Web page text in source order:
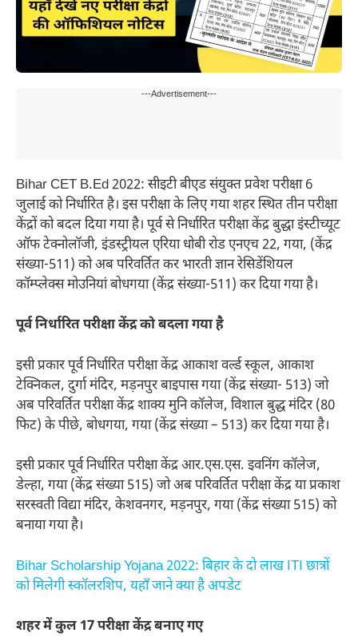
---Advertisement---
Bihar CET B.Ed 2022: सीइटी बीएड संयुक्त प्रवेश परीक्षा 6
जुलाई को निर्धारित है। इस परीक्षा के लिए गया शहर स्थित तीन परीक्षा
केंद्रों को बदल दिया गया है। पूर्व से निर्धारित परीक्षा केंद्र बुद्धा इंस्टीच्यूट
ऑफ टेक्नोलॉजी, इंडस्ट्रीयल एरिया धोबी रोड एनएच 22, गया, (केंद्र
संख्या-511) को अब परिवर्तित कर भारती ज्ञान रेसिडेंशियल
कॉम्प्लेक्स मोउनियां बोधगया (केंद्र संख्या-511) कर दिया गया है।
पूर्व निर्धारित परीक्षा केंद्रको बदला गया है
इसी प्रकार पूर्व निर्धारित परीक्षा केंद्र आकाश वर्ल्ड स्कूल, आकाश
टेक्निकल, दुर्गा मंदिर, मड़नपुर बाइपास गया (केंद्र संख्या- 513) जो
अब परिवर्तित परीक्षा केंद्र शाक्य मुनि कॉलेज, विशाल बुद्ध मंदिर (80
फिट) के पीछे, बोधगया, गया (केंद्र संख्या – 513) कर दिया गया है।
इसी प्रकार पूर्व निर्धारित परीक्षा केंद्र आर.एस.एस. इवनिंग कॉलेज,
डेल्हा, गया (केंद्र संख्या 515) जो अब परिवर्तित परीक्षा केंद्र या प्रकाश
सरस्वती विद्या मंदिर, केशवनगर, मड़नपुर, गया (केंद्र संख्या 515) को
बनाया गया है।
Bihar Scholarship Yojana 2022: बिहार के दो लाख ITI छात्रों
को मिलेगी स्कॉलरशिप, यहाँ जाने क्या है अपडेट
शहर में कुल 17 परीक्षा केंद्र बनाए गए